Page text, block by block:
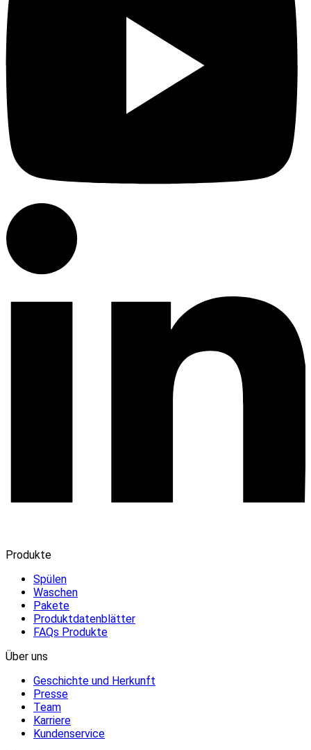
Produkte
Spülen
Waschen
Pakete
Produktdatenblätter
FAQs Produkte
Über uns
Geschichte und Herkunft
Presse
Team
Karriere
Kundenservice